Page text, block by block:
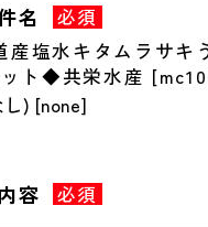
名
必須
産塩水キタムラサキ
ット◆共栄水産
容 必須